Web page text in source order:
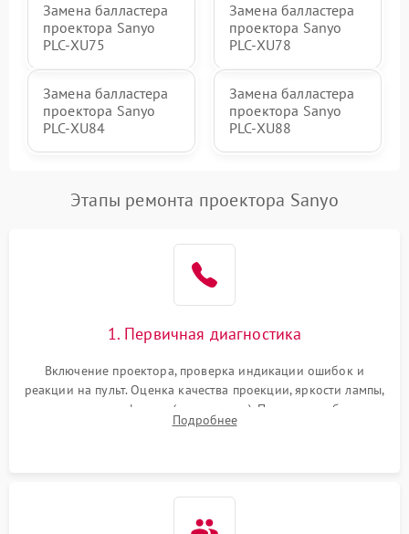
Замена балластера
проектора Sanyo
PLC-XU75
Замена балластера
проектора Sanyo
PLC-XU78
Замена балластера
проектора Sanyo
PLC-XU84
Замена балластера
проектора Sanyo
PLC-XU88
Этапы ремонта проектора Sanyo
1. Первичная диагностика
Включение проектора, проверка индикации ошибок и
реакции на пульт. Оценка качества проекции, яркости лампы,
наличия артефактов (точки, пятна). Проверка работы
системы охлаждения по уровню шума вентиляторов.
Подробнее